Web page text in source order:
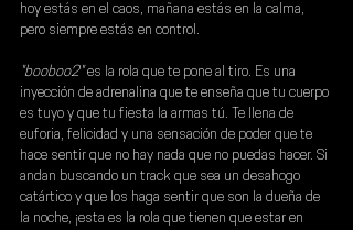
hoy estás en el caos, mañana estás en la calma,
pero siempre estás en control.
"booboo2" es la rola que te pone al tiro. Es una
inyección de adrenalina que te enseña que tu cuerpo
es tuyo y que tu fiesta la armas tú. Te llena de
euforia, felicidad y una sensación de poder que te
hace sentir que no hay nada que no puedas hacer. Si
andan buscando un track que sea un desahogo
catártico y que los haga sentir que son la dueña de
la noche, ¡esta es la rola que tienen que estar en